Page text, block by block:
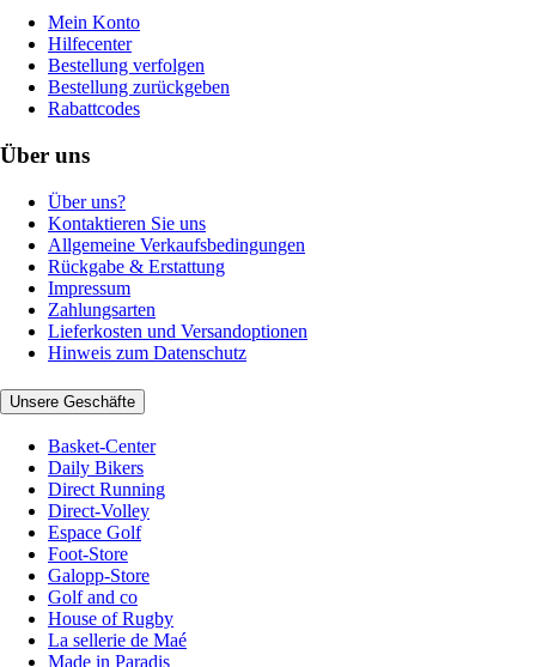
Mein Konto
Hilfecenter
Bestellung verfolgen
Bestellung zurückgeben
Rabattcodes
Über uns
Über uns?
Kontaktieren Sie uns
Allgemeine Verkaufsbedingungen
Rückgabe & Erstattung
Impressum
Zahlungsarten
Lieferkosten und Versandoptionen
Hinweis zum Datenschutz
Unsere Geschäfte
Basket-Center
Daily Bikers
Direct Running
Direct-Volley
Espace Golf
Foot-Store
Galopp-Store
Golf and co
House of Rugby
La sellerie de Maé
Made in Paradis